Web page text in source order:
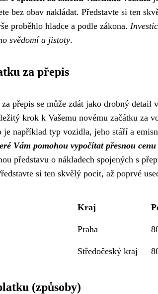
bez obav nakládat. Představte si ten
proběhlo hladce a podle zákona.
svědomí a jistoty.
za přepis
přepis se může zdát jako drobný
krok k Vašemu novému začátku za
je například typ vozidla, jeho stáří a
Vám pomohou vypočítat přesnou
představu o nákladech spojených s
si ten skvělý pocit, až poprvé
Kraj
Praha
Středočeský kraj
(způsoby)